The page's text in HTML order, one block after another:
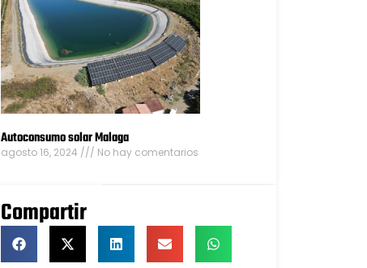
Autoconsumo solar Malaga
agosto 16, 2024 No hay comentarios
Compartir